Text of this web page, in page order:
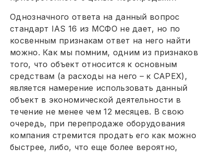
Однозначного ответа на данный вопрос
стандарт IAS 16 из МСФО не дает, но по
косвенным признакам ответ на него найти
можно. Как мы помним, одним из признаков
того, что объект относится к основным
средствам (а расходы на него – к САРЕХ),
является намерение использовать данный
объект в экономической деятельности в
течение не менее чем 12 месяцев. В свою
очередь, при перепродаже оборудования
компания стремится продать его как можно
быстрее, либо, что еще более вероятно,